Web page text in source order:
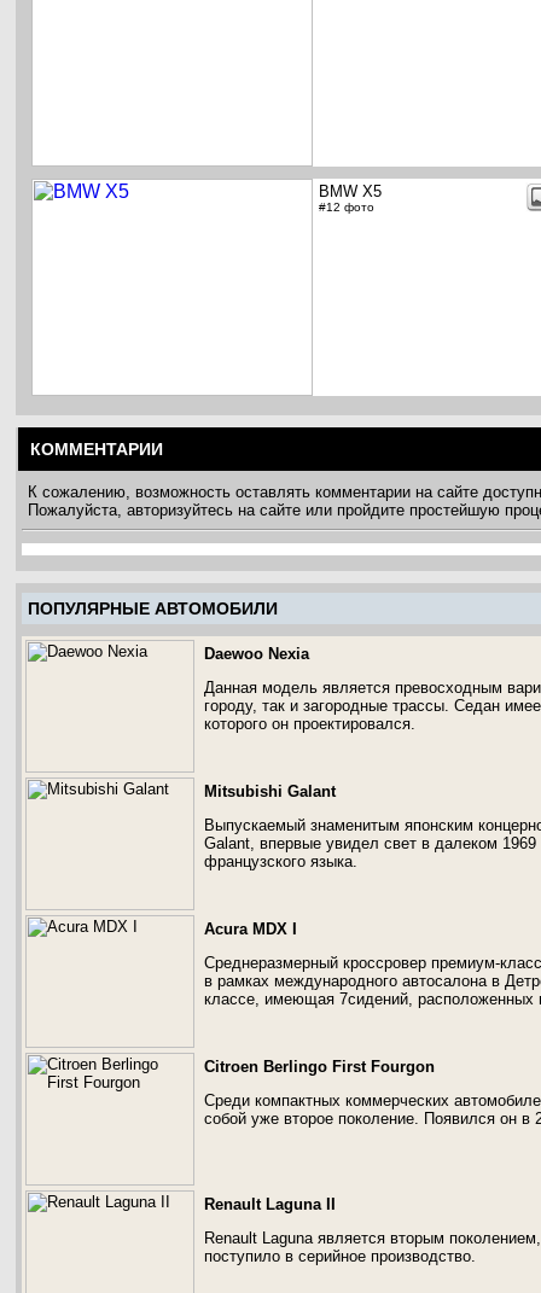
BMW X5
#12 фото
КОММЕНТАРИИ
К сожалению, возможность оставлять комментарии на сайте
Пожалуйста, авторизуйтесь на сайте или пройдите простейшую
ПОПУЛЯРНЫЕ АВТОМОБИЛИ
Daewoo Nexia
Данная модель является превосходным
городу, так и загородные трассы. Седан
которого он проектировался.
Mitsubishi Galant
Выпускаемый знаменитым японским
Galant, впервые увидел свет в далеком
французского языка.
Acura MDX I
Среднеразмерный кроссровер премиум-
в рамках международного автосалона в
классе, имеющая 7сидений, расположенных
Citroen Berlingo First Fourgon
Среди компактных коммерческих
собой уже второе поколение. Появился он в
Renault Laguna II
Renault Laguna является вторым
поступило в серийное производство.